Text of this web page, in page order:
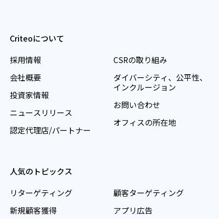
Criteoについて
採用情報
会社概要
投資家情報
ニュースリリース
認定代理店/パートナー
CSRの取り組み
ダイバーシティ、公平性、
インクルージョン
お問い合わせ
オフィスの所在地
人気のトピックス
リターゲティング
新規顧客獲得
顧客ターゲティング
アプリ広告